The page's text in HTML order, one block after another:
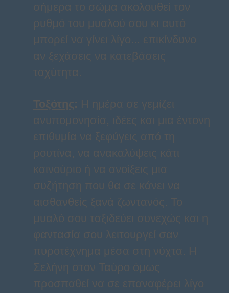
σήμερα το σώμα ακολουθεί τον
ρυθμό του μυαλού σου κι αυτό
μπορεί να γίνει λίγο... επικίνδυνο
αν ξεχάσεις να κατεβάσεις
ταχύτητα.
Τοξότης: Η ημέρα σε γεμίζει
ανυπομονησία, ιδέες και μια έντονη
επιθυμία να ξεφύγεις από τη
ρουτίνα, να ανακαλύψεις κάτι
καινούριο ή να ανοίξεις μια
συζήτηση που θα σε κάνει να
αισθανθείς ξανά ζωντανός. Το
μυαλό σου ταξιδεύει συνεχώς και η
φαντασία σου λειτουργεί σαν
πυροτέχνημα μέσα στη νύχτα. Η
Σελήνη στον Ταύρο όμως
προσπαθεί να σε επαναφέρει λίγο